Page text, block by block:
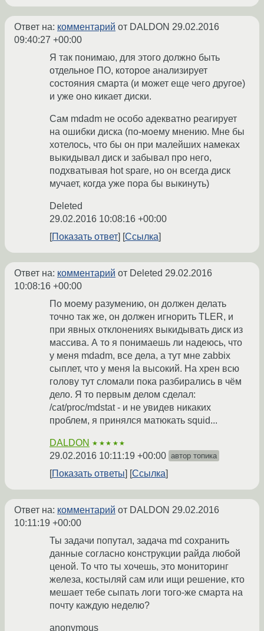
Ответ на: комментарий от DALDON 29.02.2016
09:40:27 +00:00
Я так понимаю, для этого должно быть
отдельное ПО, которое анализирует
состояния смарта (и может еще чего другое)
и уже оно кикает диски.
Сам mdadm не особо адекватно реагирует
на ошибки диска (по-моему мнению. Мне бы
хотелось, что бы он при малейших намеках
выкидывал диск и забывал про него,
подхватывая hot spare, но он всегда диск
мучает, когда уже пора бы выкинуть)
Deleted
29.02.2016 10:08:16 +00:00
Показать ответ
Ссылка
Ответ на: комментарий от Deleted 29.02.2016
10:08:16 +00:00
По моему разумению, он должен делать
точно так же, он должен игнорить TLER, и
при явных отклонениях выкидывать диск из
массива. А то я понимаешь ли надеюсь, что
у меня mdadm, все дела, а тут мне zabbix
сыплет, что у меня la высокий. На хрен всю
голову тут сломали пока разбирались в чём
дело. Я то первым делом сделал:
/cat/proc/mdstat - и не увидев никаких
проблем, я принялся матюкать squid...
DALDON ★★★★★
29.02.2016 10:11:19 +00:00 автор топика
Показать ответы Ссылка
Ответ на: комментарий от DALDON 29.02.2016
10:11:19 +00:00
Ты задачи попутал, задача md сохранить
данные согласно конструкции райда любой
ценой. То что ты хочешь, это мониторинг
железа, костыляй сам или ищи решение, кто
мешает тебе сыпать логи того-же смарта на
почту каждую неделю?
anonymous